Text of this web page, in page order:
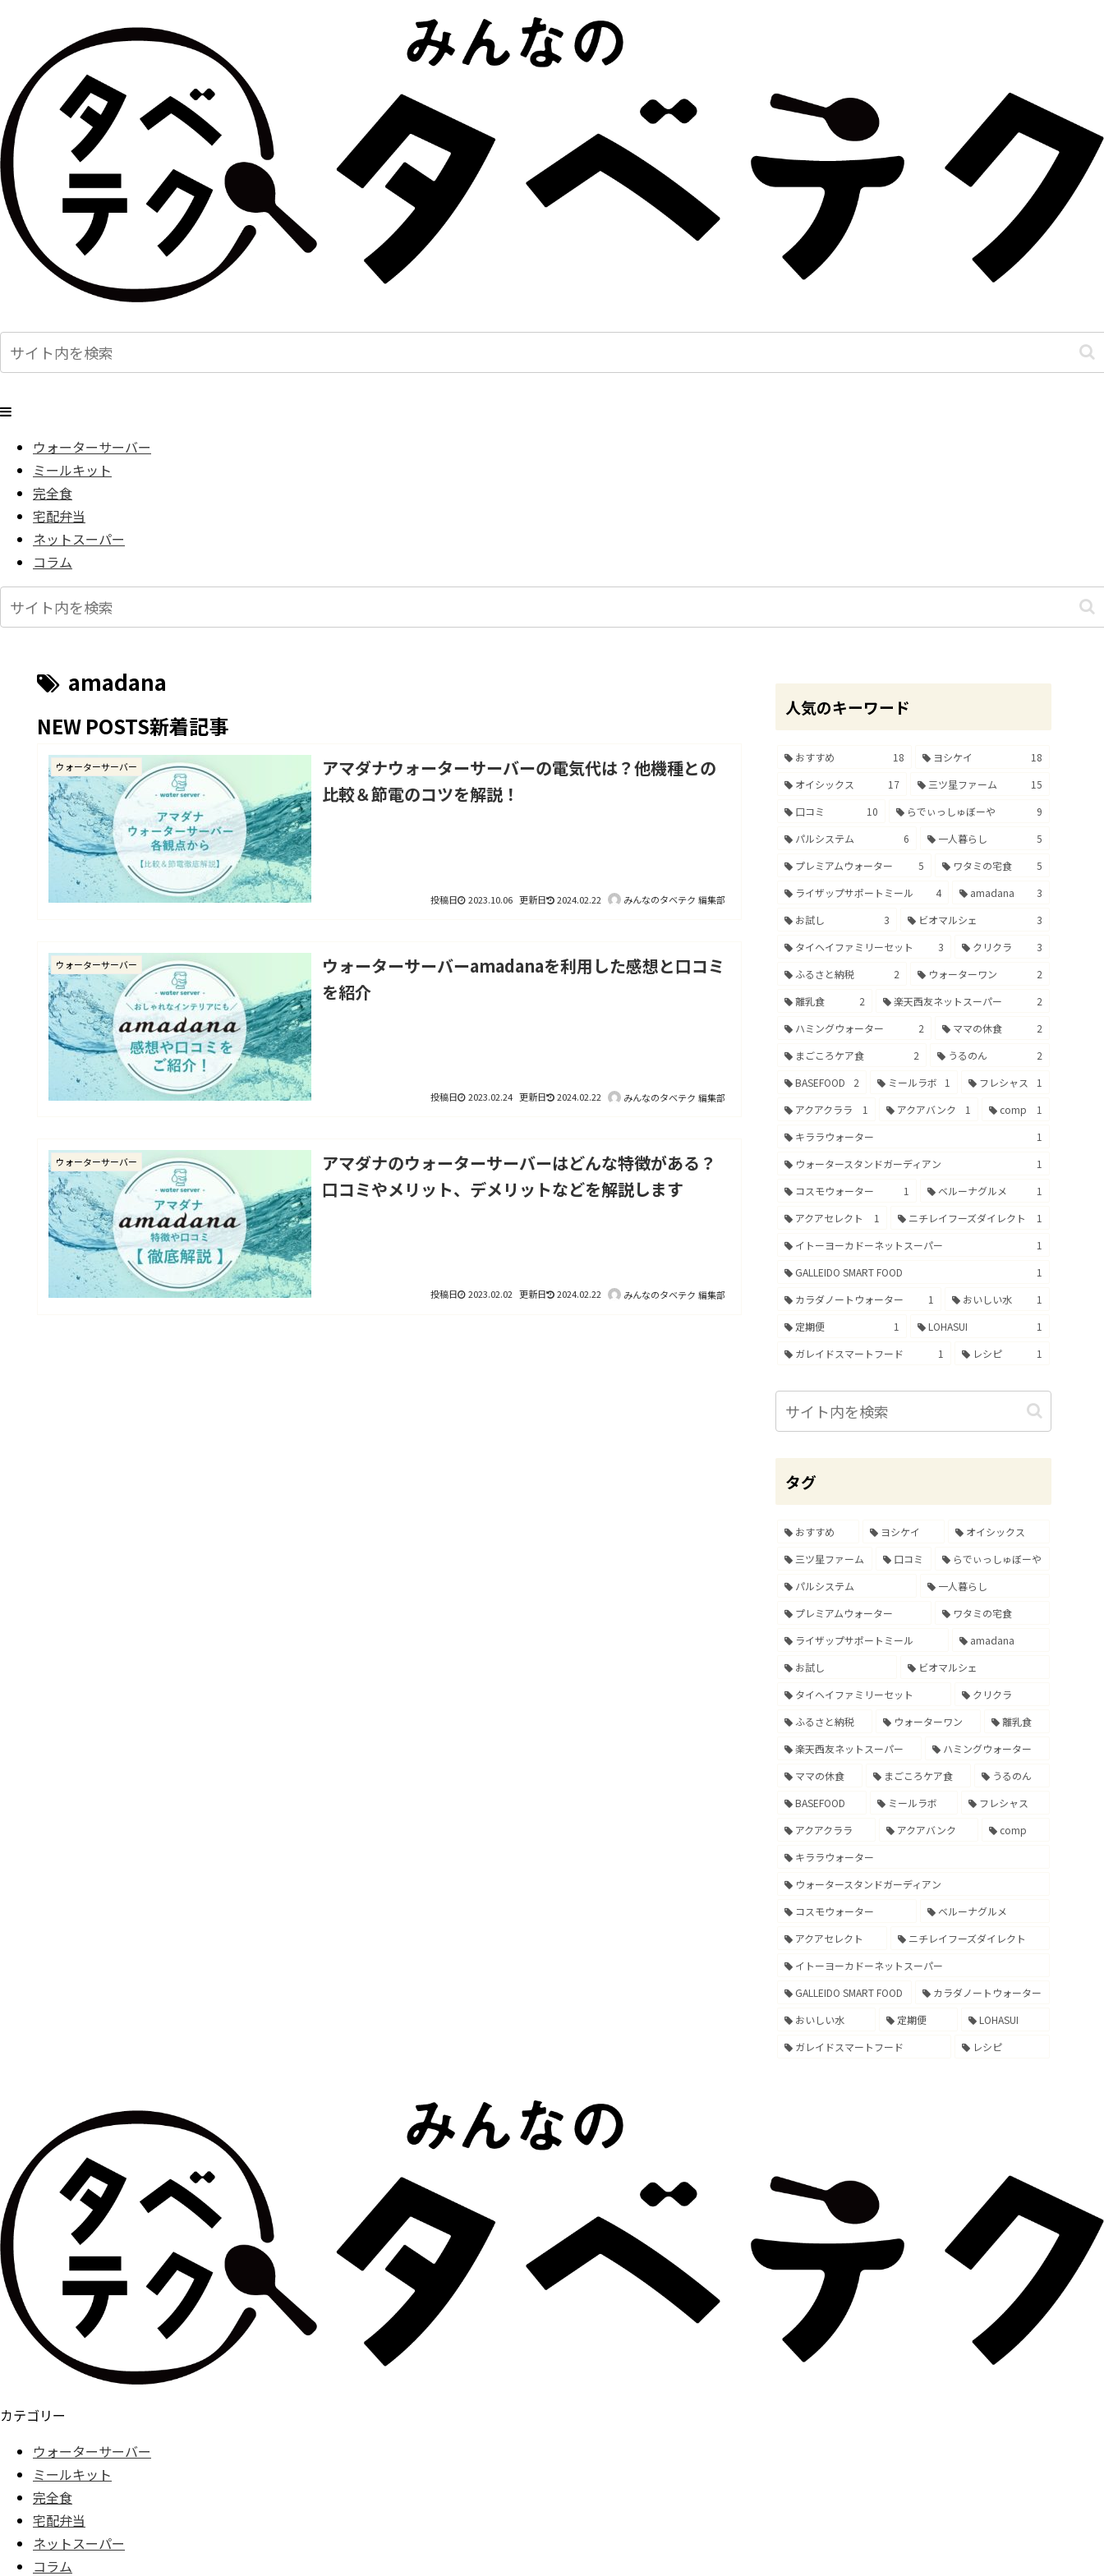
ウォーターサーバー
ミールキット
完全食
宅配弁当
ネットスーパー
コラム
amadana
NEW POSTS新着記事
ウォーターサーバー
アマダナウォーターサーバーの電気代は？他機種との
比較＆節電のコツを解説！
2023.10.06 2024.02.22 みんなのタベテク 編集部
ウォーターサーバー
ウォーターサーバーamadanaを利用した感想と口コミ
を紹介
2023.02.24 2024.02.22 みんなのタベテク 編集部
ウォーターサーバー
アマダナのウォーターサーバーはどんな特徴がある？
口コミやメリット、デメリットなどを解説します
2023.02.02 2024.02.22 みんなのタベテク 編集部
人気のキーワード
おすすめ 18 ヨシケイ
18
オイシックス
17 三ツ星ファーム
15
口コミ
10 らでぃっしゅぼーや
9
パルシステム
6 一人暮らし
5
プレミアムウォーター
5 ワタミの宅食
5
ライザップサポートミール
4 amadana
3
お試し
3 ビオマルシェ
3
タイヘイファミリーセット
3 クリクラ
3
ふるさと納税
2 ウォーターワン
2
離乳食
2 楽天西友ネットスーパー
2
ハミングウォーター
2 ママの休食
2
まごころケア食
2 うるのん
2
BASEFOOD
2 ミールラボ 1 フレシャス
1
アクアクララ
1 アクアバンク 1 comp
1
キララウォーター
1
ウォータースタンドガーディアン
1
コスモウォーター
1 ベルーナグルメ
1
アクアセレクト
1 ニチレイフーズダイレクト
1
イトーヨーカドーネットスーパー
1
GALLEIDO SMART FOOD
1
カラダノートウォーター
1 おいしい水
1
定期便
1 LOHASUI
1
ガレイドスマートフード
1 レシピ 1
タグ
おすすめ ヨシケイ
オイシックス
三ツ星ファーム
口コミ
らでぃっしゅぼーや
パルシステム
一人暮らし
プレミアムウォーター
ワタミの宅食
ライザップサポートミール
amadana
お試し
ビオマルシェ
タイヘイファミリーセット
クリクラ
ふるさと納税
ウォーターワン
離乳食
楽天西友ネットスーパー
ハミングウォーター
ママの休食
まごころケア食
うるのん
BASEFOOD
ミールラボ
フレシャス
アクアクララ
アクアバンク
comp
キララウォーター
ウォータースタンドガーディアン
コスモウォーター
ベルーナグルメ
アクアセレクト
ニチレイフーズダイレクト
イトーヨーカドーネットスーパー
GALLEIDO SMART FOOD
カラダノートウォーター
おいしい水
定期便
LOHASUI
ガレイドスマートフード
レシピ
カテゴリー
ウォーターサーバー
ミールキット
完全食
宅配弁当
ネットスーパー
コラム